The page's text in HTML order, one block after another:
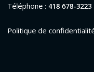
Téléphone : 418 678-3223
Politique de